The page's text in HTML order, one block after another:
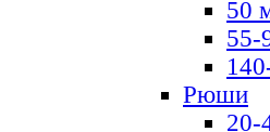
50
55-
Рюши